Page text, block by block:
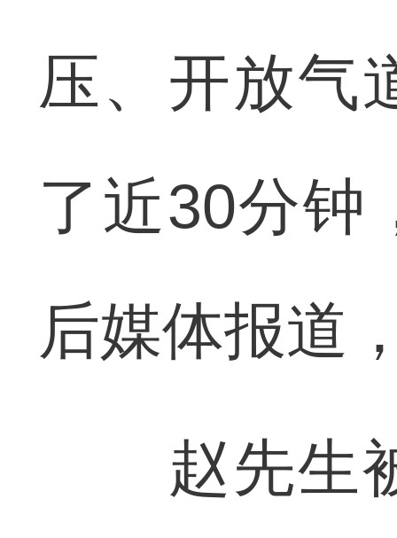
压、开放气
了近30分钟
后媒体报道
赵先生被